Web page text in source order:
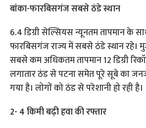
बांका-फारबिसगंज सबसे ठंडे स्थान
6.4 डिग्री सेल्सियस न्यूनतम तापमान के
फारबिसगंज राज्य में सबसे ठंडे स्थान रहे।
सबसे कम अधिकतम तापमान 12 डिग्री
लगातार ठंड से पटना समेत पूरे सूबे का
गया है। लोगों को ठंड से परेशानी हो रही है।
2- 4 किमी बढ़ी हवा की रफ्तार